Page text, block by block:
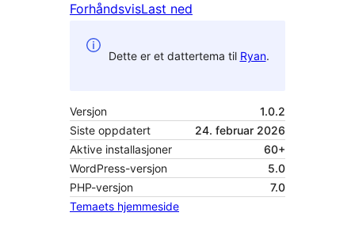
ForhåndsvisLast ned
Dette er et dattertema til Ryan.
Versjon
1.0.2
Siste oppdatert
24. februar 2026
Aktive installasjoner
60+
WordPress-versjon
5.0
PHP-versjon
7.0
Temaets hjemmeside